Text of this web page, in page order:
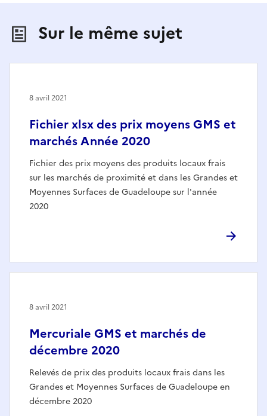
Sur le même sujet
Fichier xlsx des prix moyens GMS et
marchés Année 2020
Fichier des prix moyens des produits locaux frais
sur les marchés de proximité et dans les Grandes et
Moyennes Surfaces de Guadeloupe sur l'année
2020
8 avril 2021
Mercuriale GMS et marchés de
décembre 2020
Relevés de prix des produits locaux frais dans les
Grandes et Moyennes Surfaces de Guadeloupe en
décembre 2020
8 avril 2021